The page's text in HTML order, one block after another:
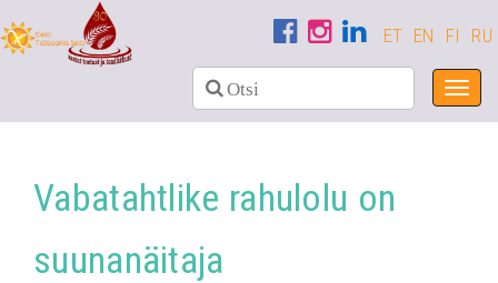
ET EN FI RU
Vabatahtlike rahulolu on
suunanäitaja